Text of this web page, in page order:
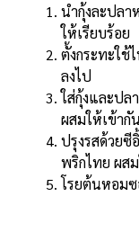
นำกุ้งละปลา
ให้เรียบร้อย
ตั้งกระทะใช้
ลงไป
ใส่กุ้งและปล
ผสมให้เข้ากัน
ปรุงรสด้วยซี
พริกไทย ผส
โรยต้นหอม